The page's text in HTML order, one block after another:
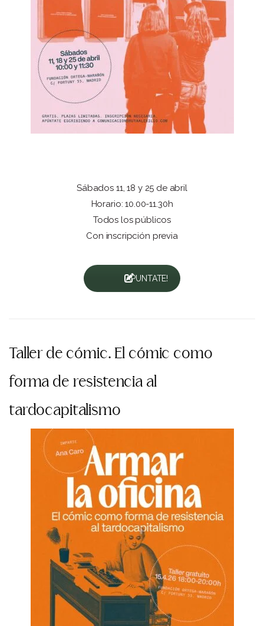
Sábados 11, 18 y 25 de abril
Horario: 10.00-11.30h
Todos los públicos
Con inscripción previa
¡APUNTATE!
Taller de cómic. El cómic como
forma de resistencia al
tardocapitalismo